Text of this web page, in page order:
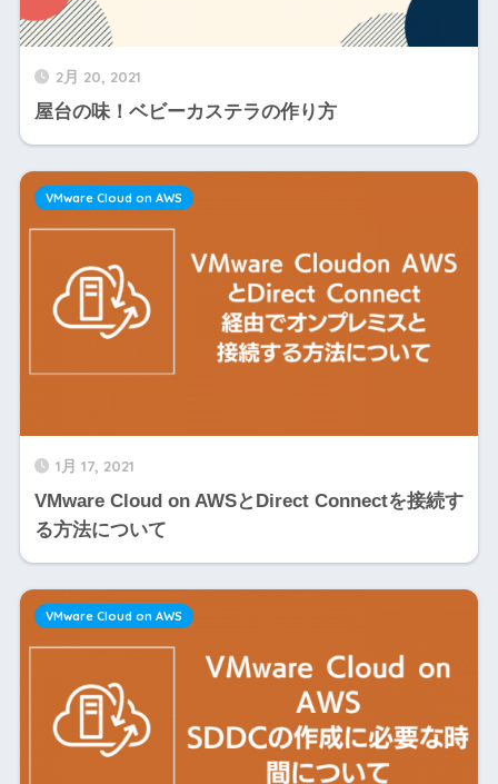
2月 20, 2021
屋台の味！ベビーカステラの作り方
1月 17, 2021
VMware Cloud on AWSとDirect Connectを接続す
る方法について
VMware Cloud on AWS
VMware Cloud on AWS